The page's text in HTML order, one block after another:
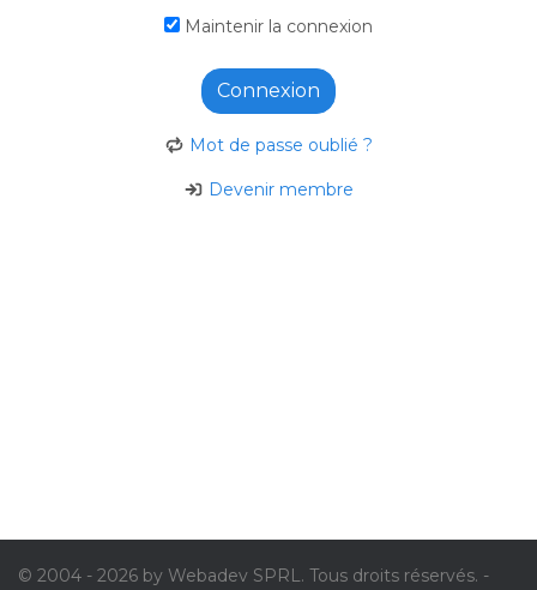
Maintenir la connexion
Connexion
Mot de passe oublié ?
Devenir membre
© 2004 - 2026 by Webadev SPRL. Tous droits réservés. -